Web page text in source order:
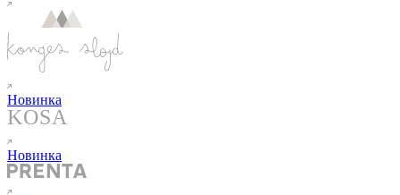
Новинка
Новинка